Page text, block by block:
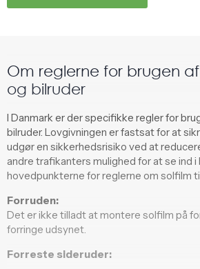
Om reglerne for brugen
og bilruder
I Danmark er der specifikke regler for
bilruder. Lovgivningen er fastsat for at
udgør en sikkerhedsrisiko ved at
andre trafikanters mulighed for at se ind i
hovedpunkterne for reglerne om solfilm
Forruden:
Det er ikke tilladt at montere solfilm på
forringe udsynet.
Forreste sideruder: